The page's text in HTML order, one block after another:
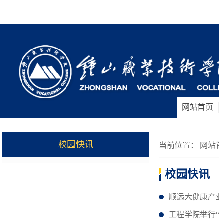
网站首页
校园快讯 当前位置： 网站
校园快讯
顺远大健康产
工程学院举行